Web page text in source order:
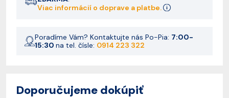
Viac informácií o doprave a platbe.
Poradíme Vám? Kontaktujte nás Po-Pia: 7:00-
15:30 na tel. čísle: 0914 223 322
Doporučujeme dokúpiť